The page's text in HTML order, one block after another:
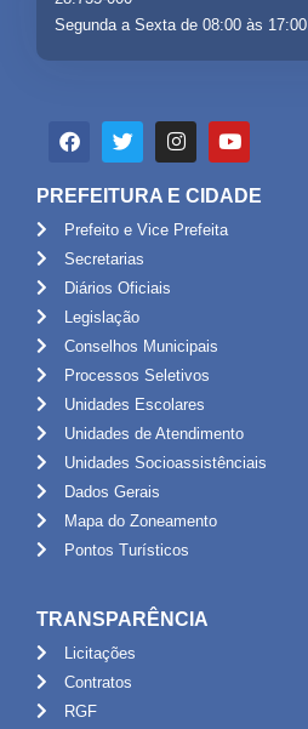
Segunda a Sexta de 08:00 às 17:00
PREFEITURA E CIDADE
Prefeito e Vice Prefeita
Secretarias
Diários Oficiais
Legislação
Conselhos Municipais
Processos Seletivos
Unidades Escolares
Unidades de Atendimento
Unidades Socioassistênciais
Dados Gerais
Mapa do Zoneamento
Pontos Turísticos
TRANSPARÊNCIA
Licitações
Contratos
RGF